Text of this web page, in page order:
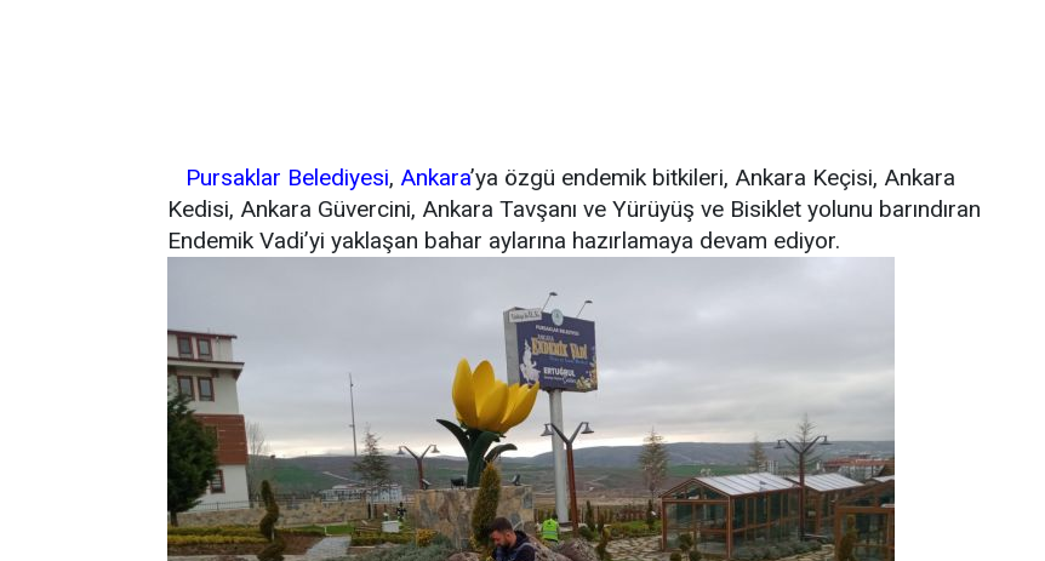
Pursaklar Belediyesi, Ankara’ya özgü endemik bitkileri, Ankara Keçisi, Ankara
Kedisi, Ankara Güvercini, Ankara Tavşanı ve Yürüyüş ve Bisiklet yolunu barındıran
Endemik Vadi’yi yaklaşan bahar aylarına hazırlamaya devam ediyor.